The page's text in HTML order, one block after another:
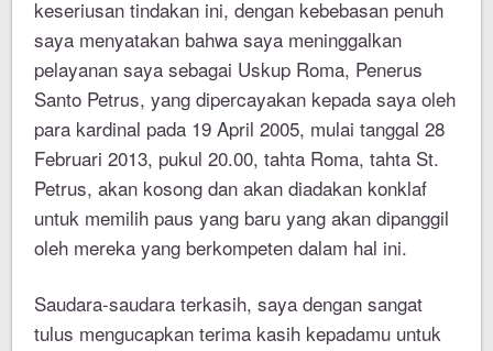
keseriusan tindakan ini, dengan kebebasan penuh
saya menyatakan bahwa saya meninggalkan
pelayanan saya sebagai Uskup Roma, Penerus
Santo Petrus, yang dipercayakan kepada saya oleh
para kardinal pada 19 April 2005, mulai tanggal 28
Februari 2013, pukul 20.00, tahta Roma, tahta St.
Petrus, akan kosong dan akan diadakan konklaf
untuk memilih paus yang baru yang akan dipanggil
oleh mereka yang berkompeten dalam hal ini.
Saudara-saudara terkasih, saya dengan sangat
tulus mengucapkan terima kasih kepadamu untuk